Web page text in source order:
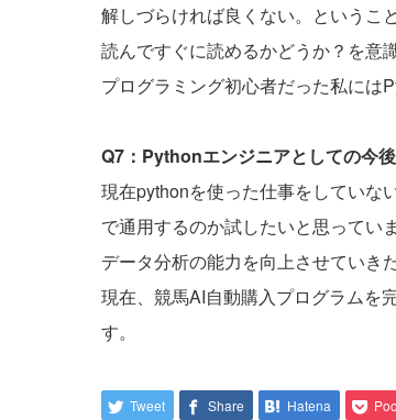
解しづらければ良くない。というこ
読んですぐに読めるかどうか？を意
プログラミング初心者だった私には
Q7：Pythonエンジニアとしての今
現在pythonを使った仕事をしていな
で通用するのか試したいと思ってい
データ分析の能力を向上させていき
現在、競馬AI自動購入プログラムを
す。
Tweet Share Hatena